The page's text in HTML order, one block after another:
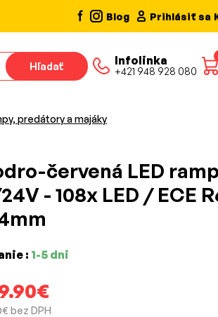
Blog Prihlásiť sa
Hľadať Infolinka
+421 948 928 080
predátory a majáky
červená LED
- 108x LED / ECE
: 1-5 dni
bez DPH